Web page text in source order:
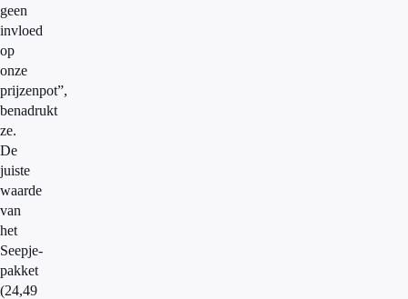
geen
invloed
op
onze
prijzenpot”,
benadrukt
ze.
De
juiste
waarde
van
het
Seepje-
pakket
(24,49